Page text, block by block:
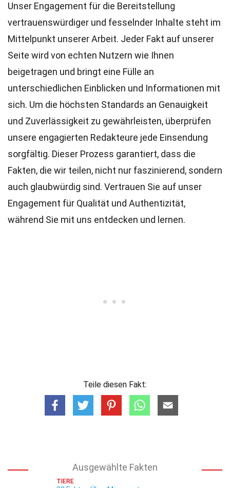
Unser Engagement für die Bereitstellung
vertrauenswürdiger und fesselnder Inhalte steht im
Mittelpunkt unserer Arbeit. Jeder Fakt auf unserer
Seite wird von echten Nutzern wie Ihnen
beigetragen und bringt eine Fülle an
unterschiedlichen Einblicken und Informationen mit
sich. Um die höchsten Standards an Genauigkeit
und Zuverlässigkeit zu gewährleisten, überprüfen
unsere engagierten Redakteure jede Einsendung
sorgfältig. Dieser Prozess garantiert, dass die
Fakten, die wir teilen, nicht nur faszinierend, sondern
auch glaubwürdig sind. Vertrauen Sie auf unser
Engagement für Qualität und Authentizität,
während Sie mit uns entdecken und lernen.
Teile diesen Fakt:
Ausgewählte Fakten
TIERE